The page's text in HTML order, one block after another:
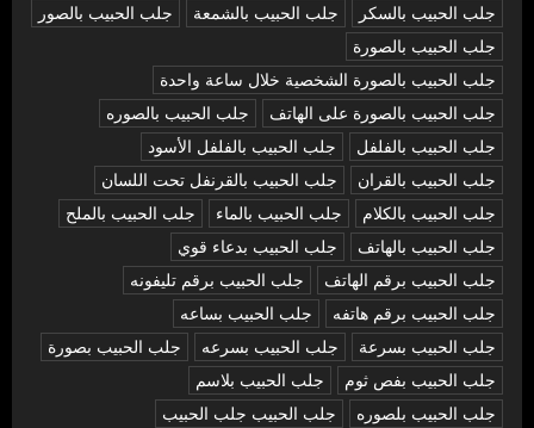
جلب الحبيب بالسكر
جلب الحبيب بالشمعة
جلب الحبيب بالصور
جلب الحبيب بالصورة
جلب الحبيب بالصورة الشخصية خلال ساعة واحدة
جلب الحبيب بالصورة على الهاتف
جلب الحبيب بالصوره
جلب الحبيب بالفلفل
جلب الحبيب بالفلفل الأسود
جلب الحبيب بالقران
جلب الحبيب بالقرنفل تحت اللسان
جلب الحبيب بالكلام
جلب الحبيب بالماء
جلب الحبيب بالملح
جلب الحبيب بالهاتف
جلب الحبيب بدعاء قوي
جلب الحبيب برقم الهاتف
جلب الحبيب برقم تليفونه
جلب الحبيب برقم هاتفه
جلب الحبيب بساعه
جلب الحبيب بسرعة
جلب الحبيب بسرعه
جلب الحبيب بصورة
جلب الحبيب بفص ثوم
جلب الحبيب بلاسم
جلب الحبيب بلصوره
جلب الحبيب جلب الحبيب